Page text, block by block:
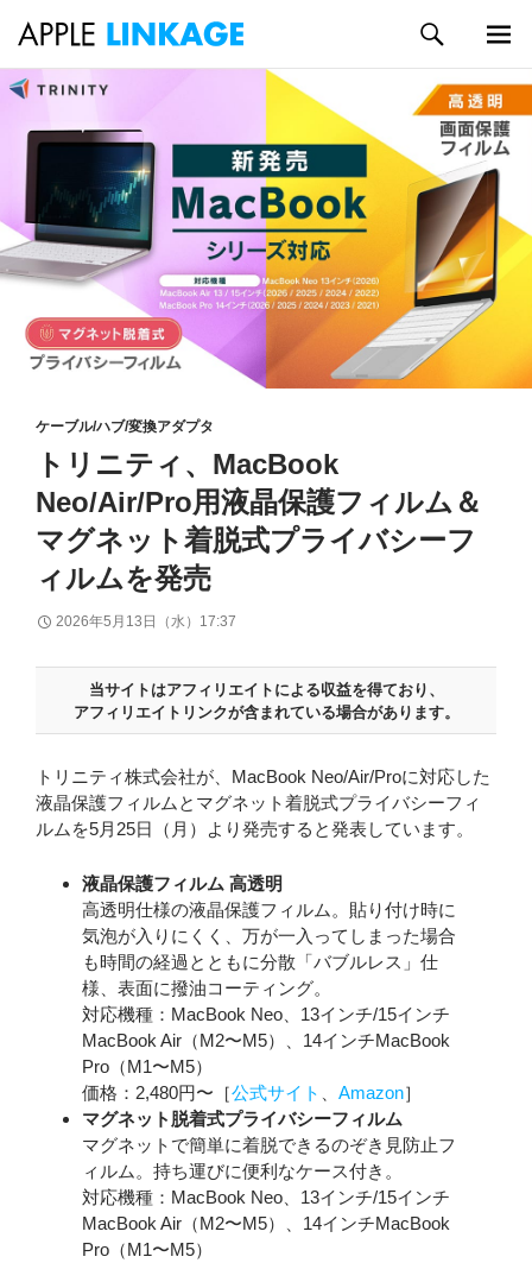
コ
ス
キ
索
メイン
メニュ
ー
ケーブル/ハブ/変換アダプタ
トリニティ、MacBook
Neo/Air/Pro用液晶保護フィルム＆
マグネット着脱式プライバシーフ
ィルムを発売
2026年5月13日（水）17:37
当サイトはアフィリエイトによる収益を得ており、
アフィリエイトリンクが含まれている場合があります。
トリニティ株式会社が、MacBook Neo/Air/Proに対応した
液晶保護フィルムとマグネット着脱式プライバシーフィ
ルムを5月25日（月）より発売すると発表しています。
液晶保護フィルム 高透明
高透明仕様の液晶保護フィルム。貼り付け時に
気泡が入りにくく、万が一入ってしまった場合
も時間の経過とともに分散「バブルレス」仕
様、表面に撥油コーティング。
対応機種：MacBook Neo、13インチ/15インチ
MacBook Air（M2〜M5）、14インチMacBook
Pro（M1〜M5）
価格：2,480円〜［公式サイト Amazon］
マグネット脱着式プライバシーフィルム
マグネットで簡単に着脱できるのぞき見防止フ
ィルム。持ち運びに便利なケース付き。
対応機種：MacBook Neo、13インチ/15インチ
MacBook Air（M2〜M5）、14インチMacBook
Pro（M1〜M5）